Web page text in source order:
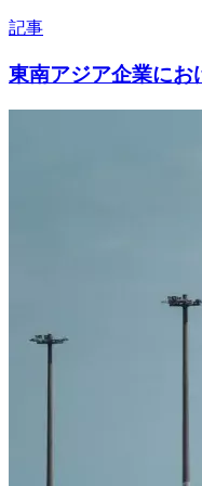
記事
東南アジア企業にお